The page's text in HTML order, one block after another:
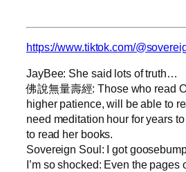
https://www.tiktok.com/
JayBee: She said lots of truth…
佛說無量壽經: Those who read
higher patience, will be able to
need meditation hour for years
to read her books.
Sovereign Soul: I got
I’m so shocked: Even the pages